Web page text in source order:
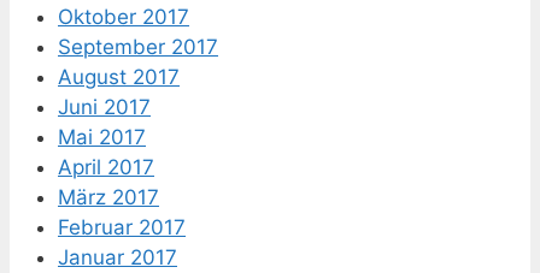
Oktober 2017
September 2017
August 2017
Juni 2017
Mai 2017
April 2017
März 2017
Februar 2017
Januar 2017